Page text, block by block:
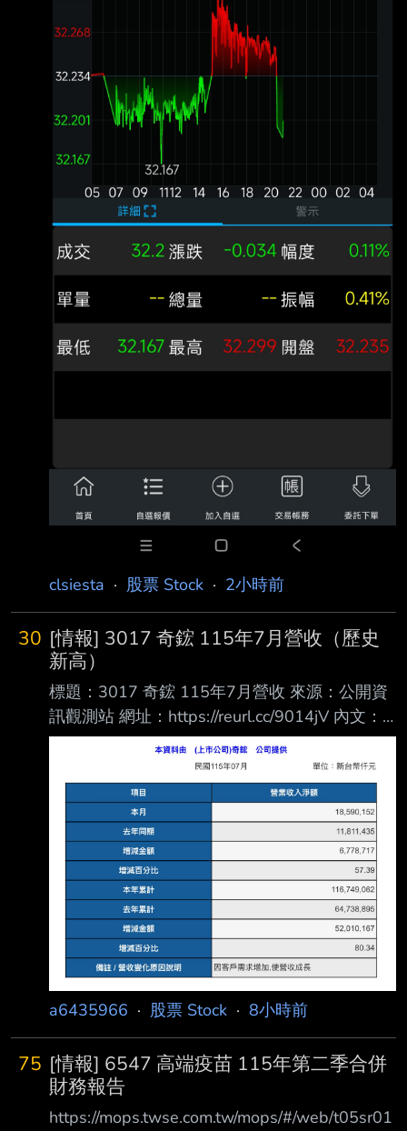
clsiesta · 股票 Stock · 2小時前
30 [情報] 3017 奇鋐 115年7月營收（歷史
新高）
標題：3017 奇鋐 115年7月營收 來源：公開資
訊觀測站 網址：https://reurl.cc/9014jV 內文：
https://i.mopix.cc/GS2PZ1.jpg 7月營收 年增
57.4% 月增5.5% 最近漲很多的奇鋐今天拉回，
是買點？ --
a6435966 · 股票 Stock · 8小時前
75 [情報] 6547 高端疫苗 115年第二季合併
財務報告
https://mops.twse.com.tw/mops/#/web/t05sr01